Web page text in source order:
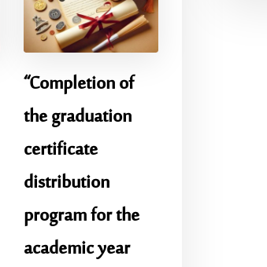
“Completion of
the graduation
certificate
distribution
program for the
academic year